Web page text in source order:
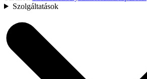
Szolgáltatások